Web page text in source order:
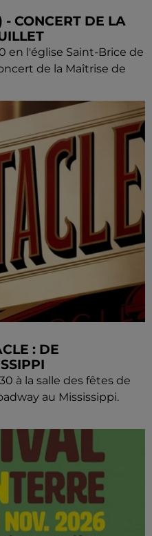
CONCERT DE LA
en l'église Saint-Brice de
de la Maîtrise de
: DE
à la salle des fêtes de
au Mississippi.